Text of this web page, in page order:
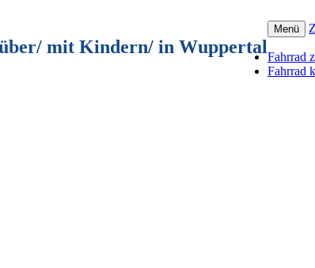
über/ mit Kindern/ in Wuppertal
Menü
Fahrrad
Fahrrad